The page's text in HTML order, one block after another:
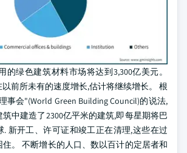
的绿色建筑材料市场将达到3,300亿美元。
前所未有的速度增长,估计将继续增长。 根
事会"(World Green Building Council)的说法,
中建造了2300亿平米的建筑,即每星期将巴
. 新开工、许可证和竣工正在清理,这些在过
。 不断增长的人口、数以百计的定居者和